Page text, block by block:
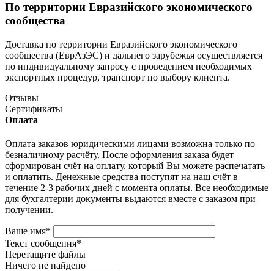
По территории Евразийского экономического
сообщества
Доставка по территории Евразийского экономического
сообщества (ЕврАзЭС) и дальнего зарубежья осуществляется
по индивидуальному запросу с проведением необходимых
экспортных процедур, транспорт по выбору клиента.
Отзывы
Сертификаты
Оплата
Оплата заказов юридическими лицами возможна только по
безналичному расчёту. После оформления заказа будет
сформирован счёт на оплату, который Вы можете распечатать
и оплатить. Денежные средства поступят на наш счёт в
течение 2-3 рабочих дней с момента оплаты. Все необходимые
для бухгалтерии документы выдаются вместе с заказом при
получении.
Ваше имя*
Текст сообщения*
Перетащите файлы
Ничего не найдено